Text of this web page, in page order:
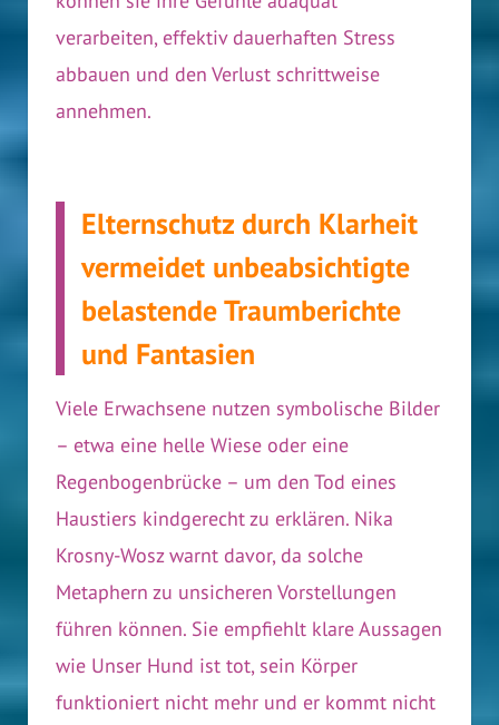
verarbeiten, effektiv dauerhaften Stress
abbauen und den Verlust schrittweise
annehmen.
Elternschutz durch Klarheit
vermeidet unbeabsichtigte
belastende Traumberichte
und Fantasien
Viele Erwachsene nutzen symbolische Bilder
– etwa eine helle Wiese oder eine
Regenbogenbrücke – um den Tod eines
Haustiers kindgerecht zu erklären. Nika
Krosny-Wosz warnt davor, da solche
Metaphern zu unsicheren Vorstellungen
führen können. Sie empfiehlt klare Aussagen
wie Unser Hund ist tot, sein Körper
funktioniert nicht mehr und er kommt nicht